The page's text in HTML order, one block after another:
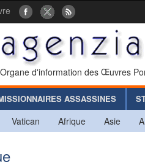
Organe d'information des Œuvres
ASSASSINES
Vatican Afrique Asie